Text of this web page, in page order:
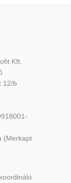
Kft.
12/b
(Merkapt